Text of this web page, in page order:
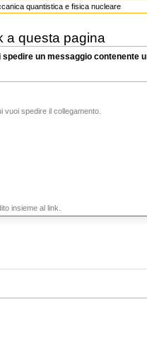
quantistica e fisica nucleare
a questa pagina
un messaggio contenente
spedire il collegamento.
insieme al link.